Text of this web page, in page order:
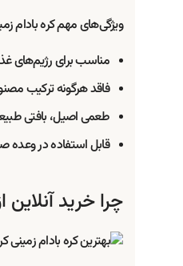
ویژگی‌های مهم کره بادام
مناسب برای رژیم‌های
فاقد هرگونه ترکیب
طعمی اصیل، بافتی
قابل استفاده در
چرا خرید